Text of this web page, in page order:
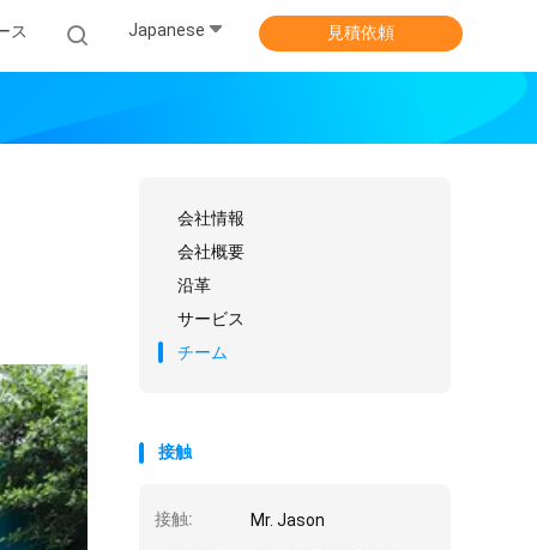
ス Japanese 見積依頼
会社情報
会社概要
沿革
サービス
チーム
接触
接触: Mr. Jason